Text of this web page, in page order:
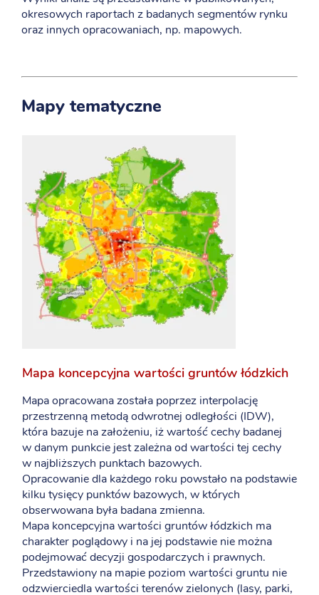
okresowych raportach z badanych segmentów rynku
oraz innych opracowaniach, np. mapowych.
Mapy tematyczne
Mapa koncepcyjna wartości gruntów łódzkich
Mapa opracowana została poprzez interpolację
przestrzenną metodą odwrotnej odległości (IDW),
która bazuje na założeniu, iż wartość cechy badanej
w danym punkcie jest zależna od wartości tej cechy
w najbliższych punktach bazowych.
Opracowanie dla każdego roku powstało na podstawie
kilku tysięcy punktów bazowych, w których
obserwowana była badana zmienna.
Mapa koncepcyjna wartości gruntów łódzkich ma
charakter poglądowy i na jej podstawie nie można
podejmować decyzji gospodarczych i prawnych.
Przedstawiony na mapie poziom wartości gruntu nie
odzwierciedla wartości terenów zielonych (lasy, parki,